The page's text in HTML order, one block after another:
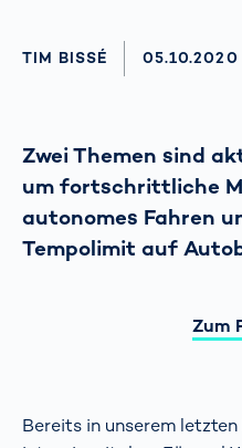
AUTHOR
TIM BISSÉ 05.10.2020
Zwei Themen sind
um fortschrittliche
autonomes Fahren
Tempolimit auf
Zum
Bereits in unserem